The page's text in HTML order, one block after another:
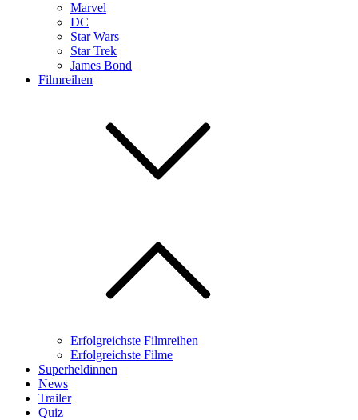
Marvel
DC
Star Wars
Star Trek
James Bond
Filmreihen
Erfolgreichste Filmreihen
Erfolgreichste Filme
Superheldinnen
News
Trailer
Quiz